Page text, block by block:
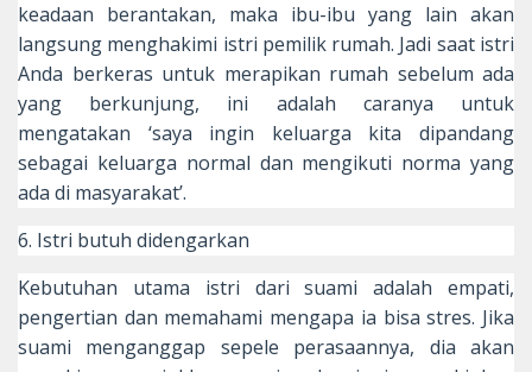
keadaan berantakan, maka ibu-ibu yang lain akan
langsung menghakimi istri pemilik rumah. Jadi saat istri
Anda berkeras untuk merapikan rumah sebelum ada
yang berkunjung, ini adalah caranya untuk
mengatakan ‘saya ingin keluarga kita dipandang
sebagai keluarga normal dan mengikuti norma yang
ada di masyarakat’.
6. Istri butuh didengarkan
Kebutuhan utama istri dari suami adalah empati,
pengertian dan memahami mengapa ia bisa stres. Jika
suami menganggap sepele perasaannya, dia akan